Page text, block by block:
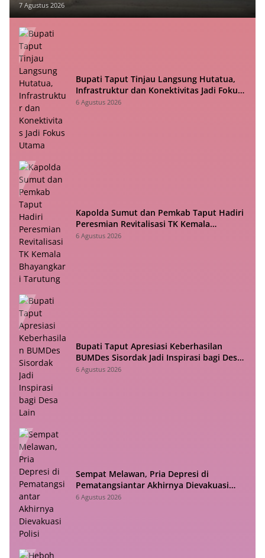
7 Agustus 2026
Bupati Taput Tinjau Langsung Hutatua,
Infrastruktur dan Konektivitas Jadi Fokus
Utama
6 Agustus 2026
Kapolda Sumut dan Pemkab Taput Hadiri
Peresmian Revitalisasi TK Kemala
Bhayangkari Tarutung
6 Agustus 2026
Bupati Taput Apresiasi Keberhasilan
BUMDes Sisordak Jadi Inspirasi bagi Desa
Lain
6 Agustus 2026
Sempat Melawan, Pria Depresi di
Pematangsiantar Akhirnya Dievakuasi
Polisi
6 Agustus 2026